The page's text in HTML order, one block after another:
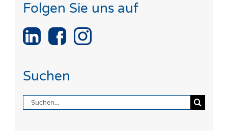
Folgen Sie uns auf
Suchen
Suche
nach: